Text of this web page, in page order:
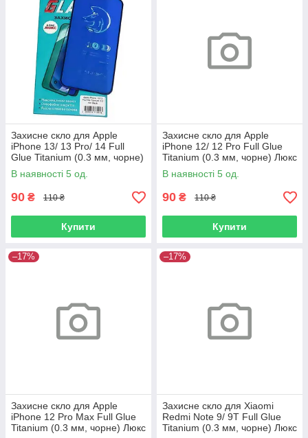
Захисне скло для Apple
iPhone 13/ 13 Pro/ 14 Full
Glue Titanium (0.3 мм, чорне)
Люкс
В наявності 5 од.
90 ₴ 110 ₴
Купити
Захисне скло для Apple
iPhone 12/ 12 Pro Full Glue
Titanium (0.3 мм, чорне) Люкс
В наявності 5 од.
90 ₴ 110 ₴
Купити
–17%
Захисне скло для Apple
iPhone 12 Pro Max Full Glue
Titanium (0.3 мм, чорне) Люкс
–17%
Захисне скло для Xiaomi
Redmi Note 9/ 9T Full Glue
Titanium (0.3 мм, чорне) Люкс